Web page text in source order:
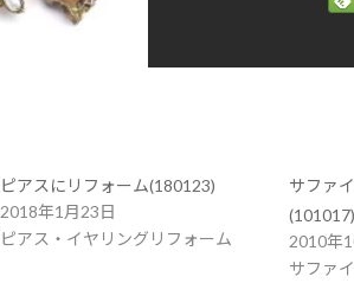
ピアスにリフォーム(180123)
2018年1月23日
ピアス・イヤリングリフォーム
サファ
(101017)
2010年
サファ